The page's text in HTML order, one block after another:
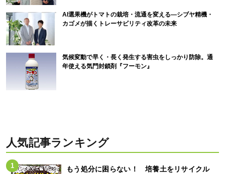
AI選果機がトマトの栽培・流通を変える―シブヤ精機・
カゴメが描くトレーサビリティ改革の未来
気候変動で早く・長く発生する害虫をしっかり防除。通
年使える気門封鎖剤『フーモン』
人気記事ランキング
もう処分に困らない！ 培養土をリサイクル